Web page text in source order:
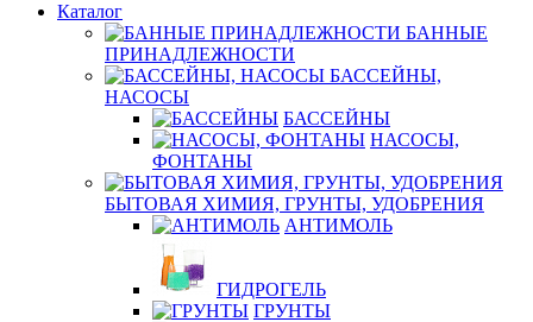
Каталог
БАННЫЕ
ПРИНАДЛЕЖНОСТИ
БАССЕЙНЫ,
НАСОСЫ
БАССЕЙНЫ
НАСОСЫ,
ФОНТАНЫ
БЫТОВАЯ ХИМИЯ, ГРУНТЫ, УДОБРЕНИЯ
АНТИМОЛЬ
ГИДРОГЕЛЬ
ГРУНТЫ